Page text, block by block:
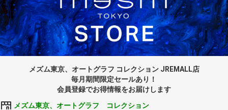
メズム東京、オートグラフ コレクション JREMALL店
毎月期間限定セールあり！
会員登録でお得情報をお届けします
メズム東京、オートグラフ コレクション